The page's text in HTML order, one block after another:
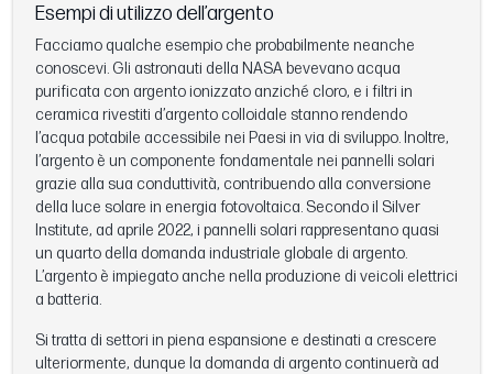
Esempi di utilizzo dell’argento
Facciamo qualche esempio che probabilmente neanche
conoscevi. Gli astronauti della NASA bevevano acqua
purificata con argento ionizzato anziché cloro, e i filtri in
ceramica rivestiti d’argento colloidale stanno rendendo
l’acqua potabile accessibile nei Paesi in via di sviluppo. Inoltre,
l’argento è un componente fondamentale nei pannelli solari
grazie alla sua conduttività, contribuendo alla conversione
della luce solare in energia fotovoltaica. Secondo il Silver
Institute, ad aprile 2022, i pannelli solari rappresentano quasi
un quarto della domanda industriale globale di argento.
L’argento è impiegato anche nella produzione di veicoli elettrici
a batteria.
Si tratta di settori in piena espansione e destinati a crescere
ulteriormente, dunque la domanda di argento continuerà ad